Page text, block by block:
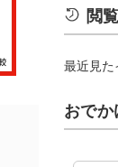
閲
最近見た
おでか